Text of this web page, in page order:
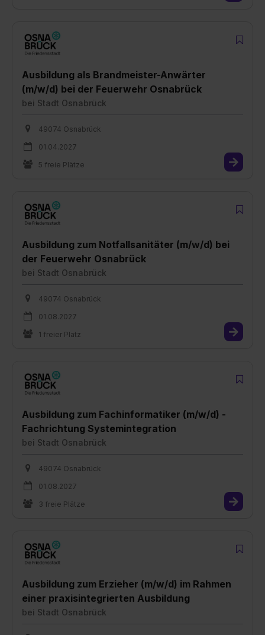
Ausbildung als Brandmeister-Anwärter
(m/w/d) bei der Feuerwehr Osnabrück
bei Stadt Osnabrück
49074 Osnabrück
01.04.2027
5 freie Plätze
Ausbildung zum Notfallsanitäter (m/w/d) bei
der Feuerwehr Osnabrück
bei Stadt Osnabrück
49074 Osnabrück
01.08.2027
1 freier Platz
Ausbildung zum Fachinformatiker (m/w/d) -
Fachrichtung Systemintegration
bei Stadt Osnabrück
49074 Osnabrück
01.08.2027
3 freie Plätze
Ausbildung zum Erzieher (m/w/d) im Rahmen
einer praxisintegrierten Ausbildung
bei Stadt Osnabrück